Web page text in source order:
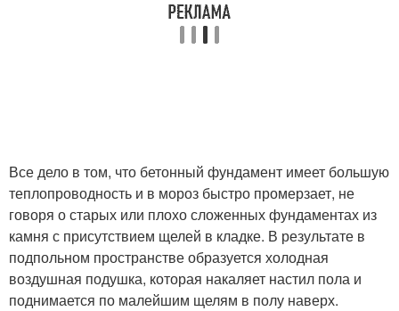
Все дело в том, что бетонный фундамент имеет большую
теплопроводность и в мороз быстро промерзает, не
говоря о старых или плохо сложенных фундаментах из
камня с присутствием щелей в кладке. В результате в
подпольном пространстве образуется холодная
воздушная подушка, которая накаляет настил пола и
поднимается по малейшим щелям в полу наверх.